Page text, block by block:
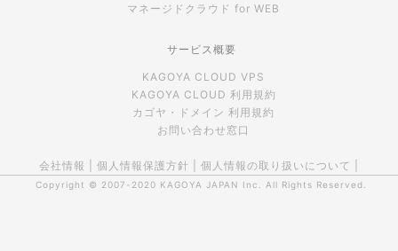
マネージドクラウド for WEB
サービス概要
KAGOYA CLOUD VPS
KAGOYA CLOUD 利用規約
カゴヤ・ドメイン 利用規約
お問い合わせ窓口
会社情報 個人情報保護方針 個人情報の取り扱いについて
Copyright © 2007-2020 KAGOYA JAPAN Inc. All Rights Reserved.